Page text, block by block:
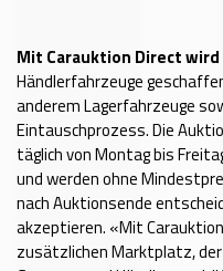
Mit Carauktion Direct wird
Händlerfahrzeuge
anderem Lagerfahrzeuge
Eintauschprozess. Die
täglich von Montag bis
und werden ohne
nach Auktionsende
akzeptieren. «Mit
zusätzlichen Marktplatz,